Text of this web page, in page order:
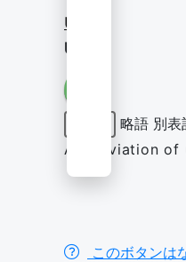
US)
US
略語 別表
Abbreviation of
このボタンは